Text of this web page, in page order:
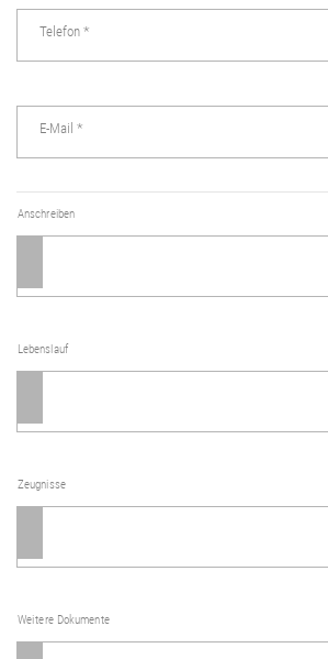
Telefon *
E-Mail *
Anschreiben
Lebenslauf
Zeugnisse
Weitere Dokumente